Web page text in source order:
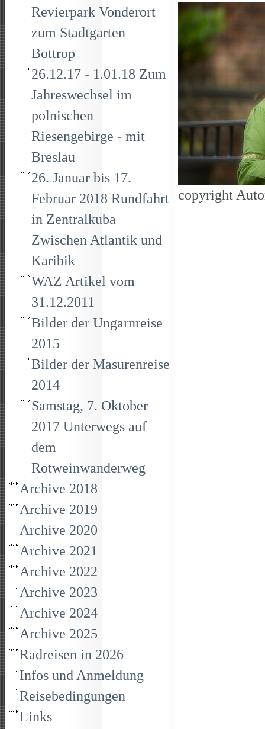
Revierpark Vonderort
zum Stadtgarten
Bottrop
26.12.17 - 1.01.18 Zum
Jahreswechsel im
polnischen
Riesengebirge - mit
Breslau
26. Januar bis 17.
Februar 2018 Rundfahrt
in Zentralkuba
Zwischen Atlantik und
Karibik
WAZ Artikel vom
31.12.2011
Bilder der Ungarnreise
2015
Bilder der Masurenreise
2014
Samstag, 7. Oktober
2017 Unterwegs auf
dem
Rotweinwanderweg
Archive 2018
Archive 2019
Archive 2020
Archive 2021
Archive 2022
Archive 2023
Archive 2024
Archive 2025
Radreisen in 2026
Infos und Anmeldung
Reisebedingungen
Links
copyright